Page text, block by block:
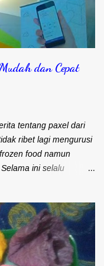
dan Cepat
tentang paxel dari
ribet lagi mengurusi
food namun
ini selalu
saya sebenarnya lebih
sampai ke
banyak barang untuk
yang keberatan